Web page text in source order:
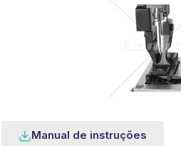
Manual de instruções